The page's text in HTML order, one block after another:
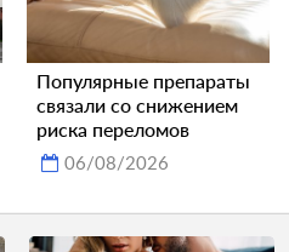
Популярные препараты
связали со снижением
риска переломов
06/08/2026